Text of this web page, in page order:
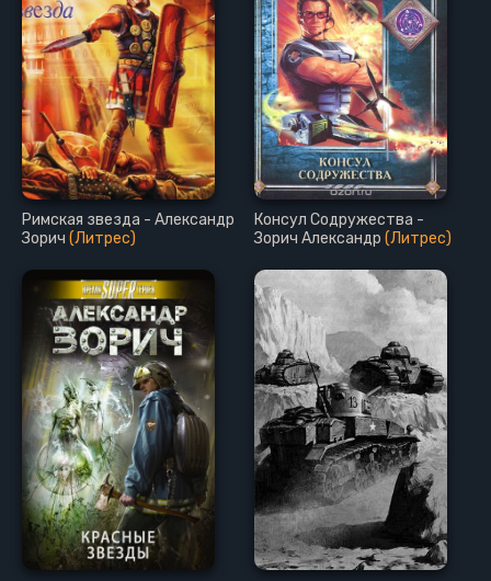
Римская звезда - Александр
Зорич (Литрес)
Консул Содружества -
Зорич Александр (Литрес)